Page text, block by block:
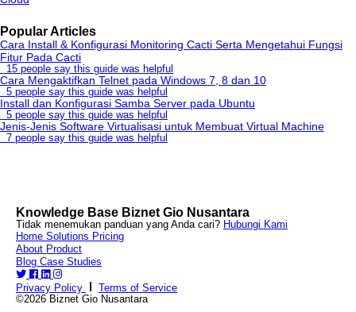
Popular Articles
Cara Install & Konfigurasi Monitoring Cacti Serta Mengetahui Fungsi
Fitur Pada Cacti
15 people say this guide was helpful
Cara Mengaktifkan Telnet pada Windows 7, 8 dan 10
5 people say this guide was helpful
Install dan Konfigurasi Samba Server pada Ubuntu
5 people say this guide was helpful
Jenis-Jenis Software Virtualisasi untuk Membuat Virtual Machine
7 people say this guide was helpful
Knowledge Base Biznet Gio Nusantara
Tidak menemukan panduan yang Anda cari? Hubungi Kami
Home Solutions Pricing
About Product
Blog Case Studies
Privacy Policy
Terms of Service
©2026 Biznet Gio Nusantara